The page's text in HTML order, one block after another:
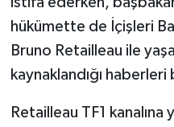
hükümette de İçişleri
Bruno Retailleau ile
kaynaklandığı haberleri
Retailleau TF1 kanalına